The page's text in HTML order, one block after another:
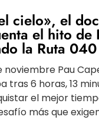
cielo», el
el hito de
la Ruta 040
noviembre Pau
tras 6 horas, 13
el mejor
más que